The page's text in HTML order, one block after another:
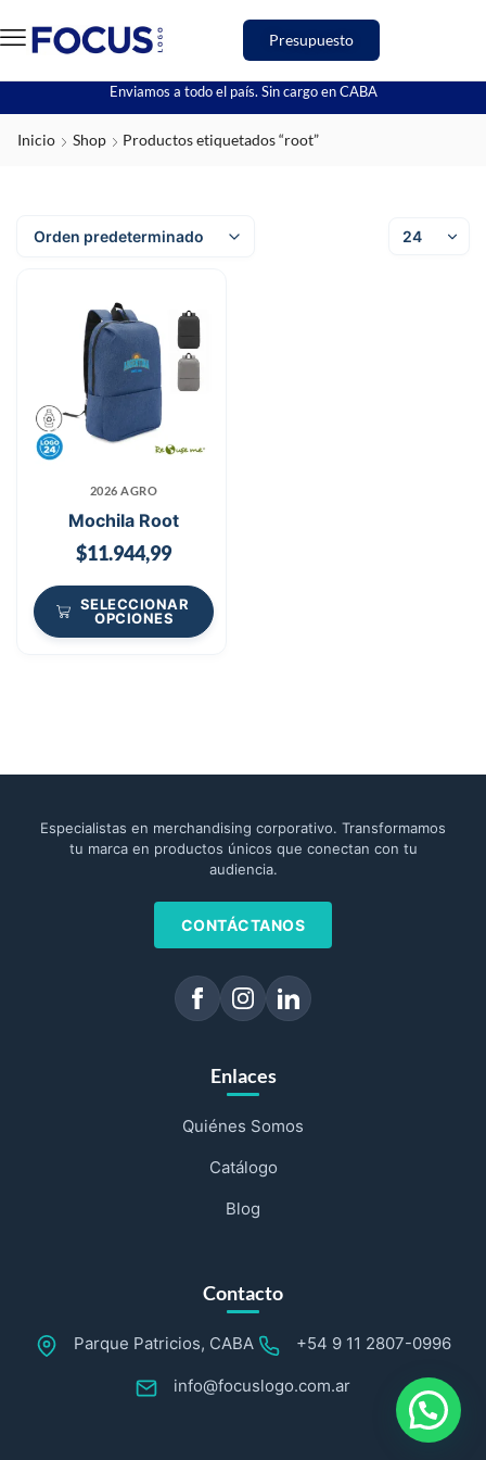
Presupuesto
Enviamos a todo el país. Sin cargo en CABA
Inicio Shop Productos etiquetados “root”
2026 AGRO
Mochila Root
$11.944,99
SELECCIONAR
OPCIONES
Especialistas en merchandising corporativo. Transformamos
tu marca en productos únicos que conectan con tu
audiencia.
CONTÁCTANOS
Enlaces
Quiénes Somos
Catálogo
Blog
Contacto
Parque Patricios, CABA +54 9 11 2807-0996
info@focuslogo.com.ar